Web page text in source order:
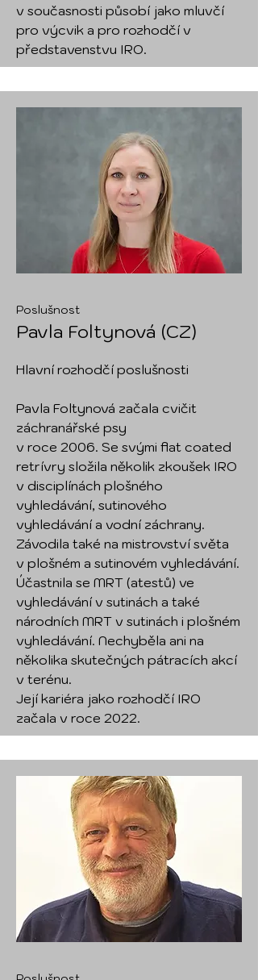
v současnosti působí jako mluvčí
pro výcvik a pro rozhodčí v
představenstvu IRO.
Poslušnost
Pavla Foltynová (CZ)
Hlavní rozhodčí poslušnosti
Pavla Foltynová začala cvičit
záchranářské psy
v roce 2006. Se svými flat coated
retrívry složila několik zkoušek IRO
v disciplínách plošného
vyhledávání, sutinového
vyhledávání a vodní záchrany.
Závodila také na mistrovství světa
v plošném a sutinovém vyhledávání.
Účastnila se MRT (atestů) ve
vyhledávání v sutinách a také
národních MRT v sutinách i plošném
vyhledávání. Nechyběla ani na
několika skutečných pátracích akcí
v terénu.
Její kariéra jako rozhodčí IRO
začala v roce 2022.